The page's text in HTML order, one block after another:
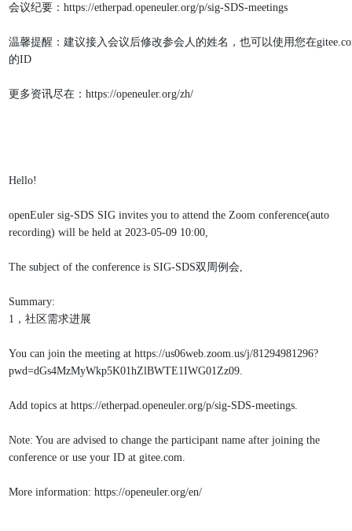
会议纪要：https://etherpad.openeuler.org/p/sig-SDS-meetings
温馨提醒：建议接入会议后修改参会人的姓名，也可以使用您在
的ID
更多资讯尽在：https://openeuler.org/zh/
Hello!
openEuler sig-SDS SIG invites you to attend the Zoom conference(auto
recording) will be held at 2023-05-09 10:00,
The subject of the conference is SIG-SDS双周例会,
Summary:
1，社区需求进展
You can join the meeting at https://us06web.zoom.us/j/81294981296?
pwd=dGs4MzMyWkp5K01hZlBWTE1IWG01Zz09.
Add topics at https://etherpad.openeuler.org/p/sig-SDS-meetings.
Note: You are advised to change the participant name after joining the
conference or use your ID at gitee.com.
More information: https://openeuler.org/en/